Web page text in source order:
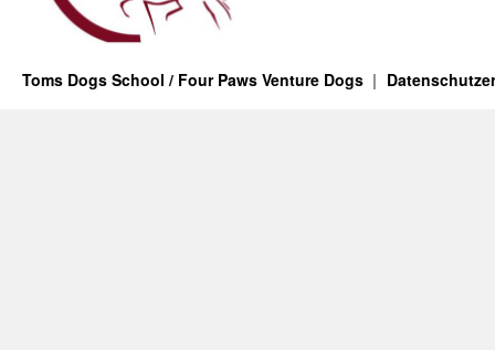
Toms Dogs School / Four Paws Venture Dogs